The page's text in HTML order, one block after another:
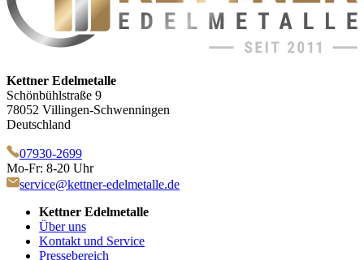
Kettner Edelmetalle
Schönbühlstraße 9
78052 Villingen-Schwenningen
Deutschland
07930-2699
Mo-Fr: 8-20 Uhr
service@kettner-edelmetalle.de
Kettner Edelmetalle
Über uns
Kontakt und Service
Pressebereich